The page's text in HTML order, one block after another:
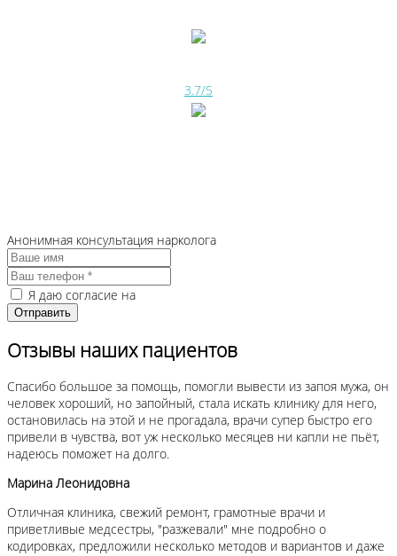
3.7/5
Анонимная консультация нарколога
Я даю согласие на
Отзывы наших пациентов
Спасибо большое за помощь, помогли вывести из запоя мужа, он
человек хороший, но запойный, стала искать клинику для него,
остановилась на этой и не прогадала, врачи супер быстро его
привели в чувства, вот уж несколько месяцев ни капли не пьёт,
надеюсь поможет на долго.
Марина Леонидовна
Отличная клиника, свежий ремонт, грамотные врачи и
приветливые медсестры, "разжевали" мне подробно о
кодировках, предложили несколько методов и вариантов и даже